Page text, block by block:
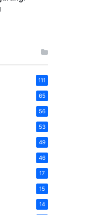
111
65
56
53
49
46
17
15
14